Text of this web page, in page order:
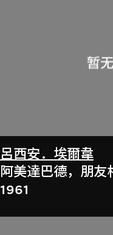
呂西安．埃爾韋
阿美達巴德，朋友
1961